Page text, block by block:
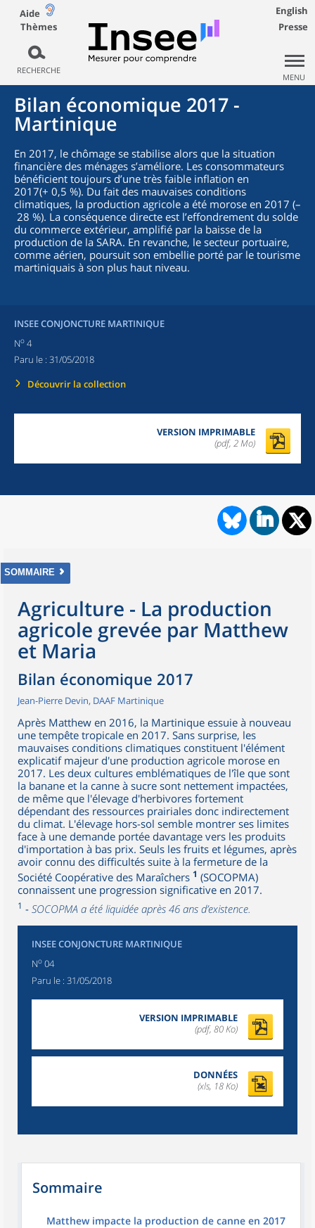
Aide
Thèmes
RECHERCHE
English
Presse
MENU
Bilan économique 2017 -
Martinique
En 2017, le chômage se stabilise alors que la situation
financière des ménages s’améliore. Les consommateurs
bénéficient toujours d’une très faible inflation en
2017(+ 0,5 %). Du fait des mauvaises conditions
climatiques, la production agricole a été morose en 2017 (–
28 %). La conséquence directe est l’effondrement du solde
du commerce extérieur, amplifié par la baisse de la
production de la SARA. En revanche, le secteur portuaire,
comme aérien, poursuit son embellie porté par le tourisme
martiniquais à son plus haut niveau.
INSEE CONJONCTURE MARTINIQUE
No 4
Paru le : 31/05/2018
Découvrir la collection
VERSION IMPRIMABLE
(pdf, 2 Mo)
SOMMAIRE
Agriculture - La production
agricole grevée par Matthew
et Maria
Bilan économique 2017
Jean-Pierre Devin, DAAF Martinique
Après Matthew en 2016, la Martinique essuie à nouveau
une tempête tropicale en 2017. Sans surprise, les
mauvaises conditions climatiques constituent l'élément
explicatif majeur d'une production agricole morose en
2017. Les deux cultures emblématiques de l'île que sont
la banane et la canne à sucre sont nettement impactées,
de même que l'élevage d'herbivores fortement
dépendant des ressources prairiales donc indirectement
du climat. L'élevage hors-sol semble montrer ses limites
face à une demande portée davantage vers les produits
d'importation à bas prix. Seuls les fruits et légumes, après
avoir connu des difficultés suite à la fermeture de la
Société Coopérative des Maraîchers 1 (SOCOPMA)
connaissent une progression significative en 2017.
1 - SOCOPMA a été liquidée après 46 ans d’existence.
INSEE CONJONCTURE MARTINIQUE
No 04
Paru le : 31/05/2018
VERSION IMPRIMABLE
(pdf, 80 Ko)
DONNÉES
(xls, 18 Ko)
Sommaire
Matthew impacte la production de canne en 2017